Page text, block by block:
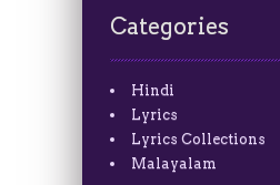
Categories
Hindi
Lyrics
Lyrics Collections
Malayalam